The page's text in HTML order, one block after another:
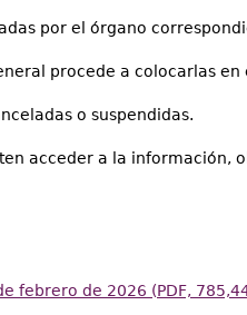
por el órgano
procede a colocarlas
o suspendidas.
acceder a la información,
febrero de 2026 (PDF,